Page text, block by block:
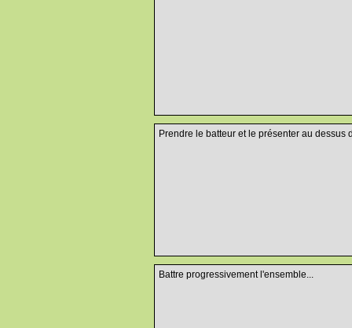
Prendre le batteur et le présenter au dessus
Battre progressivement l'ensemble...